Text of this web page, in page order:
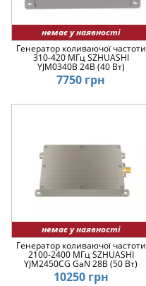
немає у наявності
Генератор коливаючої частоти
310-420 МГц SZHUASHI
YJM0340B 24В (40 Вт)
7750 грн
немає у наявності
Генератор коливаючої частоти
2100-2400 МГц SZHUASHI
YJM2450CG GaN 28В (50 Вт)
10250 грн